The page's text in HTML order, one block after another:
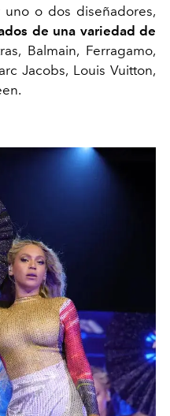
o dos diseñadores,
de una variedad de
Balmain, Ferragamo,
Jacobs, Louis Vuitton,